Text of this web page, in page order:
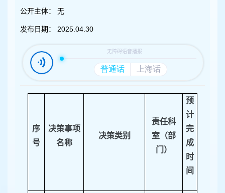
公开主体： 无
发布日期： 2025.04.30
序
号
决策事项
名称
决策类别
责任科
室（部
门）
预
计
完
成
时
间